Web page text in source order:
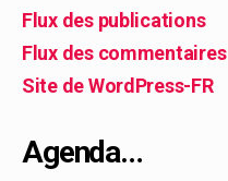
Flux des publications
Flux des commentaires
Site de WordPress-FR
Agenda…